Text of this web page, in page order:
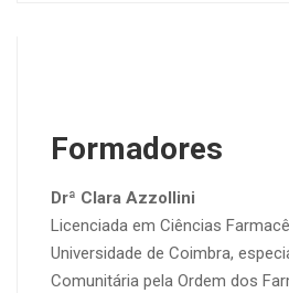
Formadores
Drª Clara Azzollini
Licenciada em Ciências
Universidade de Coimbra,
Comunitária pela Ordem dos